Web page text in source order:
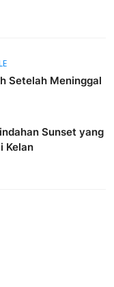
Setelah Meninggal
Sunset yang
Kelan